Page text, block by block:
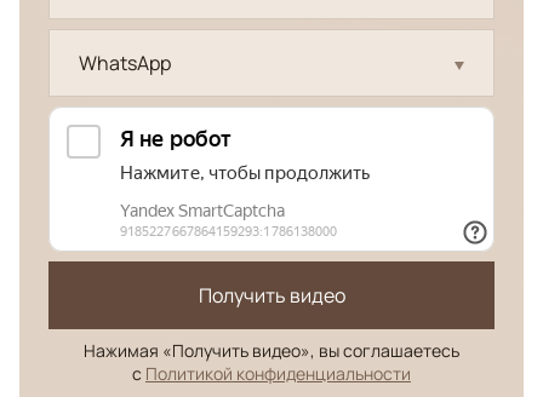
WhatsApp
Получить видео
Нажимая «Получить видео», вы соглашаетесь
с Политикой конфиденциальности